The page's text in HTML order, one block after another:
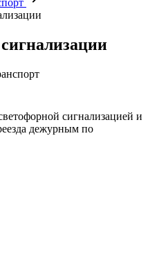
сигнализацией и
дежурным по